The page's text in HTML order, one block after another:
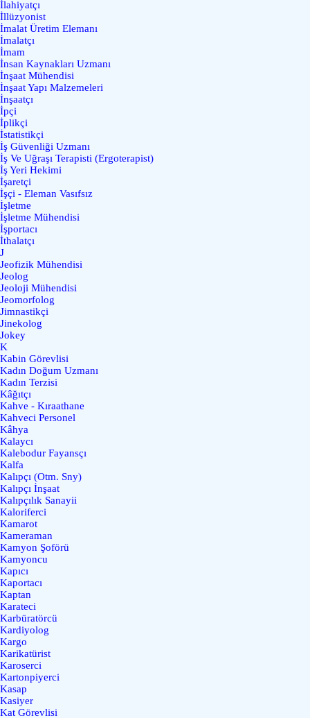
İlahiyatçı
İllüzyonist
İmalat Üretim Elemanı
İmalatçı
İmam
İnsan Kaynakları Uzmanı
İnşaat Mühendisi
İnşaat Yapı Malzemeleri
İnşaatçı
İpçi
İplikçi
İstatistikçi
İş Güvenliği Uzmanı
İş Ve Uğraşı Terapisti (Ergoterapist)
İş Yeri Hekimi
İşaretçi
İşçi - Eleman Vasıfsız
İşletme
İşletme Mühendisi
İşportacı
İthalatçı
J
Jeofizik Mühendisi
Jeolog
Jeoloji Mühendisi
Jeomorfolog
Jimnastikçi
Jinekolog
Jokey
K
Kabin Görevlisi
Kadın Doğum Uzmanı
Kadın Terzisi
Kâğıtçı
Kahve - Kıraathane
Kahveci Personel
Kâhya
Kalaycı
Kalebodur Fayansçı
Kalfa
Kalıpçı (Otm. Sny)
Kalıpçı İnşaat
Kalıpçılık Sanayii
Kaloriferci
Kamarot
Kameraman
Kamyon Şoförü
Kamyoncu
Kapıcı
Kaportacı
Kaptan
Karateci
Karbüratörcü
Kardiyolog
Kargo
Karikatürist
Karoserci
Kartonpiyerci
Kasap
Kasiyer
Kat Görevlisi